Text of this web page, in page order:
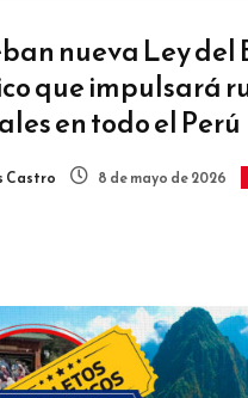
nueva Ley del
que impulsará
en todo el Perú
Castro 8 de mayo de 2026